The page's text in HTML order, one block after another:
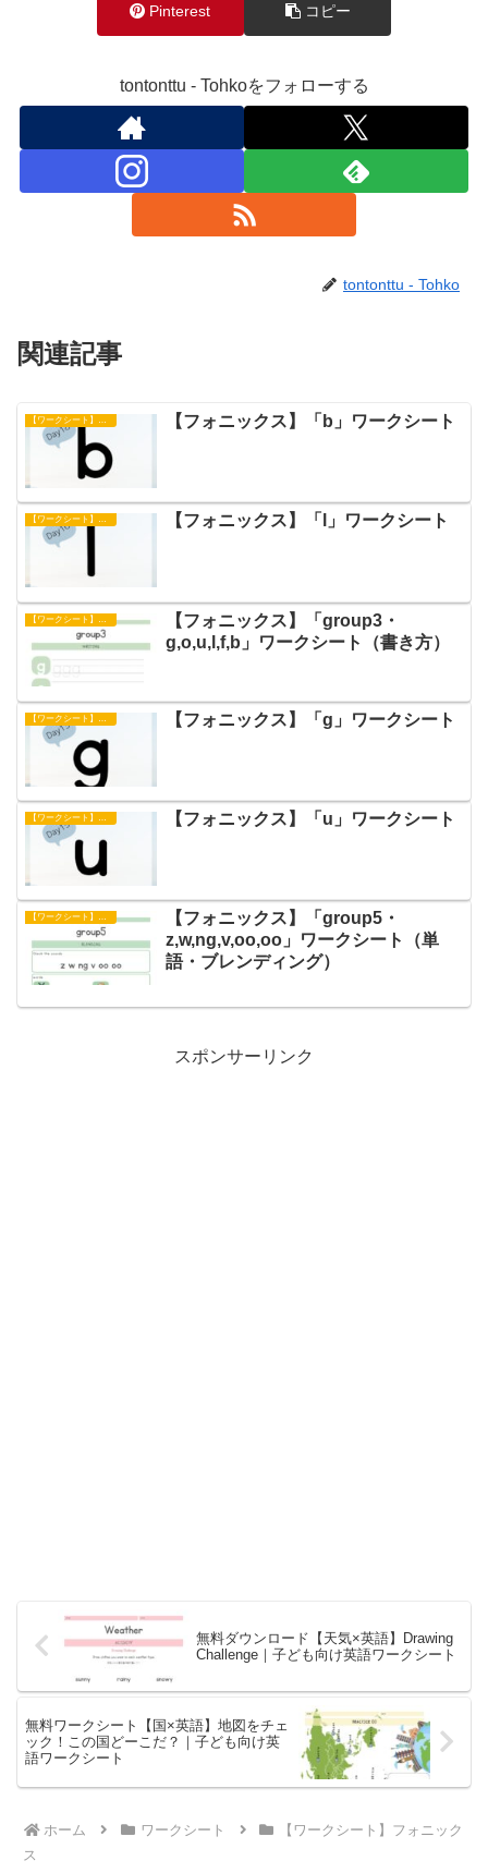
Pinterest コピー
tontonttu - Tohkoをフォローする
tontonttu - Tohko
関連記事
【ワークシート】フォニックス 【フォニックス】「b」ワークシート
【ワークシート】フォニックス 【フォニックス】「l」ワークシート
【フォニックス】「group3・
g,o,u,l,f,b」ワークシート（書き方）
【フォニックス】「g」ワークシート
【ワークシート】フォニックス 【フォニックス】「u」ワークシート
【ワークシート】フォニックス
【フォニックス】「group5・
z,w,ng,v,oo,oo」ワークシート（単
語・ブレンディング）
スポンサーリンク
無料ダウンロード【天気×英語】Drawing
Challenge｜子ども向け英語ワークシート
無料ワークシート【国×英語】地図をチェ
ック！この国どーこだ？｜子ども向け英
語ワークシート
ホーム ワークシート
【ワークシート】フォニック
ス